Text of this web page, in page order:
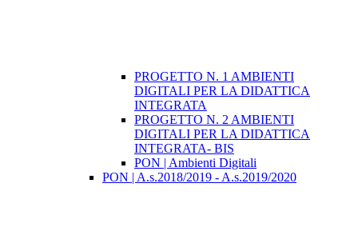
PROGETTO N. 1 AMBIENTI
DIGITALI PER LA DIDATTICA
INTEGRATA
PROGETTO N. 2 AMBIENTI
DIGITALI PER LA DIDATTICA
INTEGRATA- BIS
PON | Ambienti Digitali
PON | A.s.2018/2019 - A.s.2019/2020